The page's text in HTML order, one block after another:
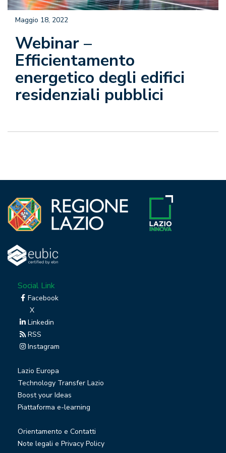
Webinar –
Efficientamento
energetico degli edifici
residenziali pubblici
Maggio 18, 2022
Social Link
Facebook
X
Linkedin
RSS
Instagram
Lazio Europa
Technology Transfer Lazio
Boost your Ideas
Piattaforma e-learning
Orientamento e Contatti
Note legali e Privacy Policy